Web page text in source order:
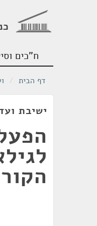
ח"כים
דף הבית /
ישיבת ועדה של